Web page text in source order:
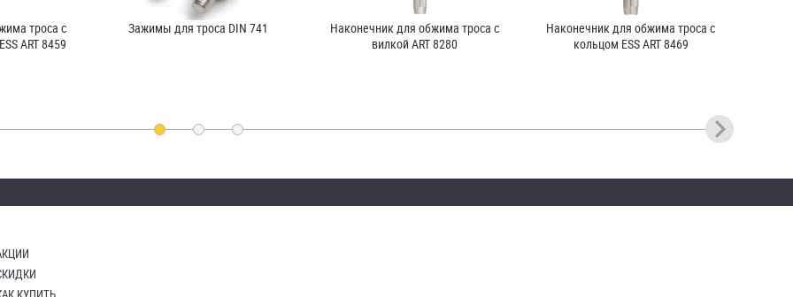
троса с
ART 8459
Зажимы для троса DIN 741
Наконечник для обжима троса с
вилкой ART 8280
Наконечник для обжима троса с
кольцом ESS ART 8469
ESS вилка с правой резьбой ART
Наконечник для обжима троса с
правой резьбой ESS ART 8445
Корпус закрытого талрепа ESS ART
8457
Наконечник для обжима троса Т-
образный ART 8282